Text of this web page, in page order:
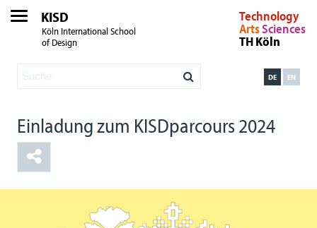
KISD
Köln International School
of Design
Technology
ArtsSciences
TH Köln
EN
DE
Einladung zum KISDparcours 2024